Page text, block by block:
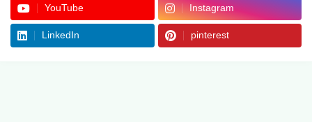
YouTube
Instagram
LinkedIn
pinterest